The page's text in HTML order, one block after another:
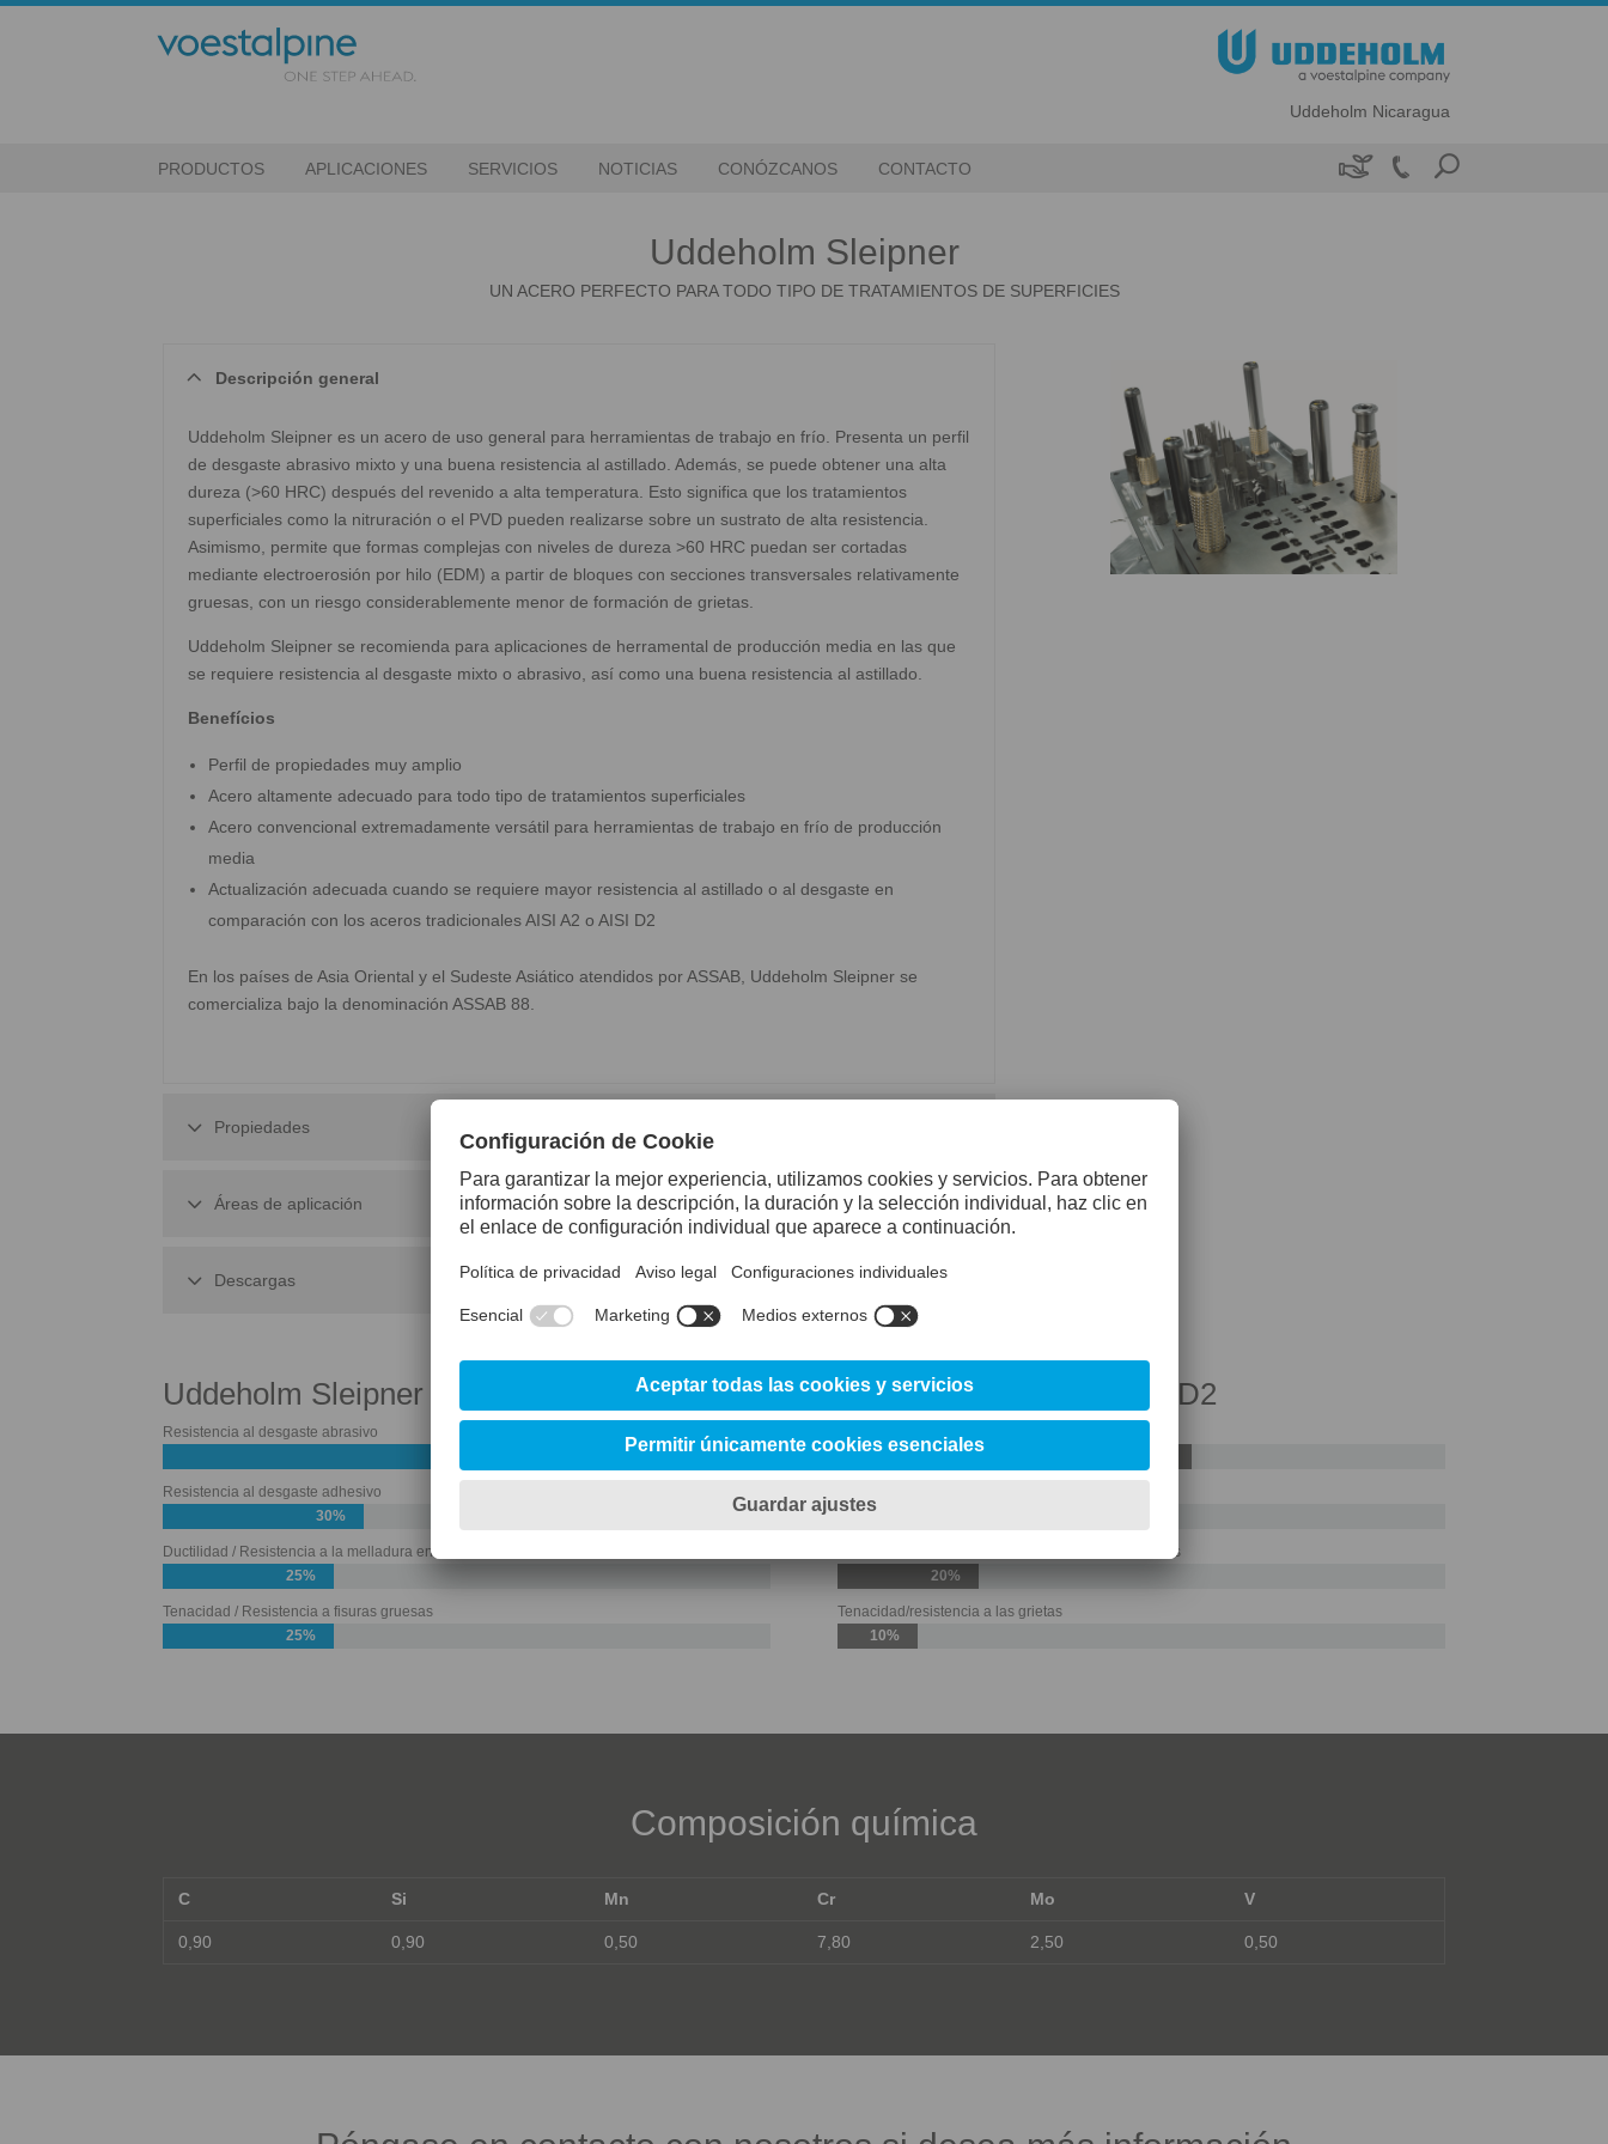
Uddeholm Nicaragua
PRODUCTOS APLICACIONES SERVICIOS NOTICIAS CONÓZCANOS CONTACTO 
Uddeholm Sleipner
UN ACERO PERFECTO PARA TODO TIPO DE TRATAMIENTOS DE SUPERFICIES
Descripción general
Uddeholm Sleipner es un acero de uso general para herramientas de trabajo en frío. Presenta un perfil
de desgaste abrasivo mixto y una buena resistencia al astillado. Además, se puede obtener una alta
dureza (>60 HRC) después del revenido a alta temperatura. Esto significa que los tratamientos
superficiales como la nitruración o el PVD pueden realizarse sobre un sustrato de alta resistencia.
Asimismo, permite que formas complejas con niveles de dureza >60 HRC puedan ser cortadas
mediante electroerosión por hilo (EDM) a partir de bloques con secciones transversales relativamente
gruesas, con un riesgo considerablemente menor de formación de grietas.
Uddeholm Sleipner se recomienda para aplicaciones de herramental de producción media en las que
se requiere resistencia al desgaste mixto o abrasivo, así como una buena resistencia al astillado.
Benefícios
Perfil de propiedades muy amplio
Acero altamente adecuado para todo tipo de tratamientos superficiales
Acero convencional extremadamente versátil para herramientas de trabajo en frío de producción
media
Actualización adecuada cuando se requiere mayor resistencia al astillado o al desgaste en
comparación con los aceros tradicionales AISI A2 o AISI D2
En los países de Asia Oriental y el Sudeste Asiático atendidos por ASSAB, Uddeholm Sleipner se
comercializa bajo la denominación ASSAB 88.
Propiedades
Áreas de aplicación
Descargas
Uddeholm Sleipner
Resistencia al desgaste abrasivo
Resistencia al desgaste adhesivo
30%
Ductilidad / Resistencia a la melladura en los bordes
25%
Tenacidad / Resistencia a fisuras gruesas
25%
Acero de referencia AISI D2
Ductilidad/resistencia a las melladuras en los bordes
20%
Tenacidad/resistencia a las grietas
10%
Composición química
C Si Mn Cr Mo V
0,90 0,90 0,50 7,80 2,50 0,50